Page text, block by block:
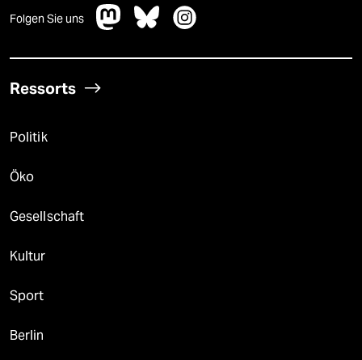
Folgen Sie uns
Ressorts
Politik
Öko
Gesellschaft
Kultur
Sport
Berlin